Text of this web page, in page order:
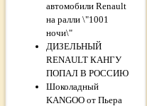
автомобили Renault
на ралли \"1001
ночи\"
ДИЗЕЛЬНЫЙ
RENAULT КАНГУ
ПОПАЛ В РОССИЮ
Шоколадный
KANGOO от Пьера